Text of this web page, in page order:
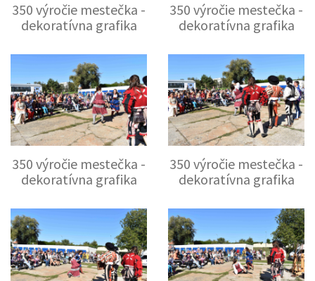
350 výročie mestečka -
dekoratívna grafika
350 výročie mestečka -
dekoratívna grafika
350 výročie mestečka -
dekoratívna grafika
350 výročie mestečka -
dekoratívna grafika